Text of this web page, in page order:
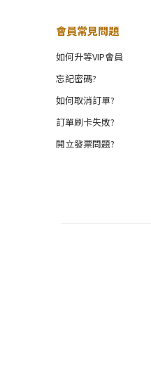
會員常見問題
如何升等VIP會員
忘記密碼?
如何取消訂單?
訂單刷卡失敗?
開立發票問題?